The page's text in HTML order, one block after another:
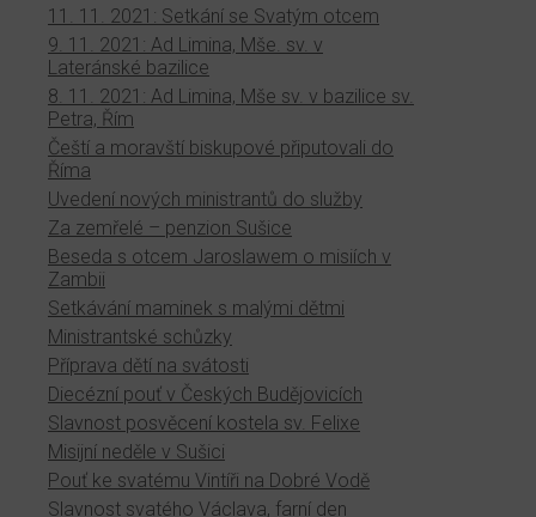
11. 11. 2021: Setkání se Svatým otcem
9. 11. 2021: Ad Limina, Mše. sv. v
Lateránské bazilice
8. 11. 2021: Ad Limina, Mše sv. v bazilice sv.
Petra, Řím
Čeští a moravští biskupové připutovali do
Říma
Uvedení nových ministrantů do služby
Za zemřelé – penzion Sušice
Beseda s otcem Jaroslawem o misiích v
Zambii
Setkávání maminek s malými dětmi
Ministrantské schůzky
Příprava dětí na svátosti
Diecézní pouť v Českých Budějovicích
Slavnost posvěcení kostela sv. Felixe
Misijní neděle v Sušici
Pouť ke svatému Vintíři na Dobré Vodě
Slavnost svatého Václava, farní den